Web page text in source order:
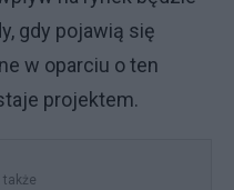
gdy pojawią się
w oparciu o ten
projektem.
także